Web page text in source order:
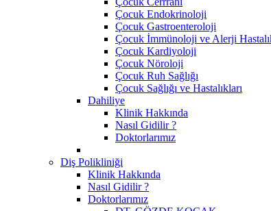
Çocuk Endokrinoloji
Çocuk Gastroenteroloji
Çocuk İmmünoloji ve Alerji
Çocuk Kardiyoloji
Çocuk Nöroloji
Çocuk Ruh Sağlığı
Çocuk Sağlığı ve Hastalıkları
Dahiliye
Klinik Hakkında
Nasıl Gidilir ?
Doktorlarımız
Diş Polikliniği
Klinik Hakkında
Nasıl Gidilir ?
Doktorlarımız